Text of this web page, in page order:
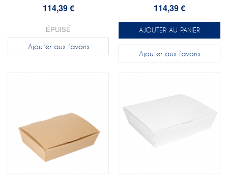
114,39 €
ÉPUISÉ
Ajouter aux favoris
114,39 €
AJOUTER AU PANIER
Ajouter aux favoris